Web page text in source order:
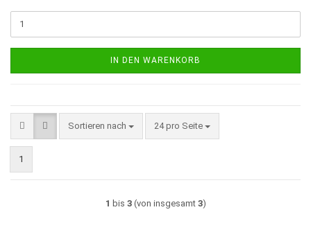
IN DEN WARENKORB
Sortieren nach
Sortieren nach 24 pro Seite
pro Seite
1
1 bis 3(von insgesamt 3)